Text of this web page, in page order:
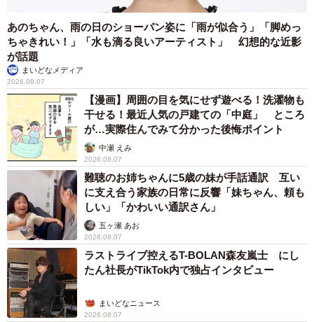
あのちゃん、雨の日のショーパン姿に「雨が似合う」「脚めっ
ちゃきれい！」「水も滴る良いアーティスト」 幻想的な近影
が話題
まいどなメディア
2026.08.07
【漫画】周囲の目を気にせず遊べる！洗濯物も
干せる！最近人気の戸建ての「中庭」 ところ
が…実際住んでみて分かった後悔ポイント
中瀬 えみ
2026.08.07
難聴のお姉ちゃんに5歳の妹が手話通訳 互い
に支え合う家族の日常に反響「妹ちゃん、頼も
しい」「かわいい通訳さん」
五ヶ瀬 あお
2026.08.07
ラストライブ控えるT-BOLAN森友嵐士 にし
たん社長がTikTok内で独占インタビュー
まいどなニュース
2026.08.07